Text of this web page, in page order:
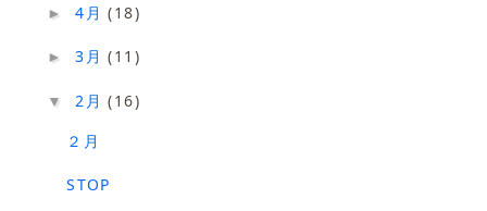
►4月(18)
►3月(11)
▼ 2月(16)
２月
STOP